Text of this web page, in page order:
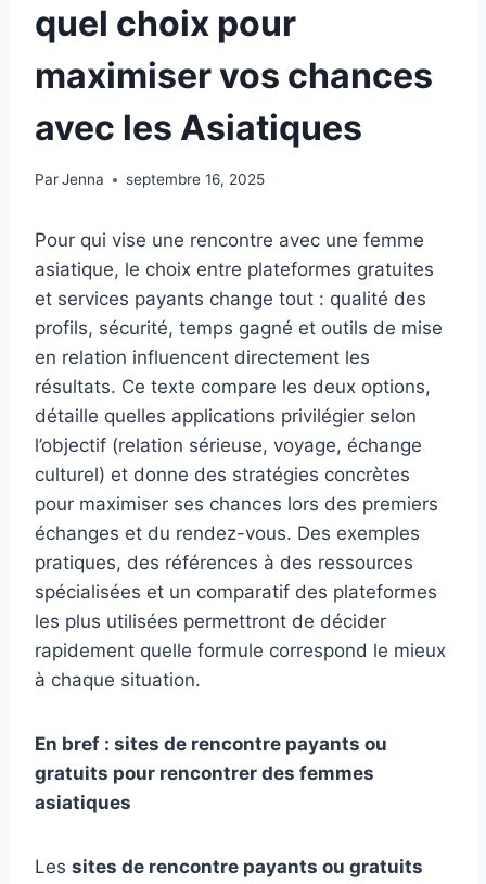
quel choix pour
maximiser vos chances
avec les Asiatiques
ParJenna septembre 16, 2025
Pour qui vise une rencontre avec une femme
asiatique, le choix entre plateformes gratuites
et services payants change tout : qualité des
profils, sécurité, temps gagné et outils de mise
en relation influencent directement les
résultats. Ce texte compare les deux options,
détaille quelles applications privilégier selon
l’objectif (relation sérieuse, voyage, échange
culturel) et donne des stratégies concrètes
pour maximiser ses chances lors des premiers
échanges et du rendez-vous. Des exemples
pratiques, des références à des ressources
spécialisées et un comparatif des plateformes
les plus utilisées permettront de décider
rapidement quelle formule correspond le mieux
à chaque situation.
En bref : sites de rencontre payants ou
gratuits pour rencontrer des femmes
asiatiques
Les sites de rencontre payants ou gratuits